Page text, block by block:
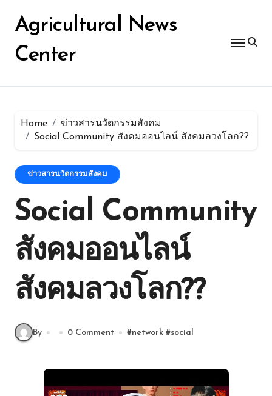
contentAgricultural News
Center
Home
ข่าวสารนวัตกรรมสังคม
Social Community สังคมออนไลน์ สังคมลวงโลก??
ข่าวสารนวัตกรรมสังคม
Social Community
สังคมออนไลน์
สังคมลวงโลก??
By 0 Comment #network #social